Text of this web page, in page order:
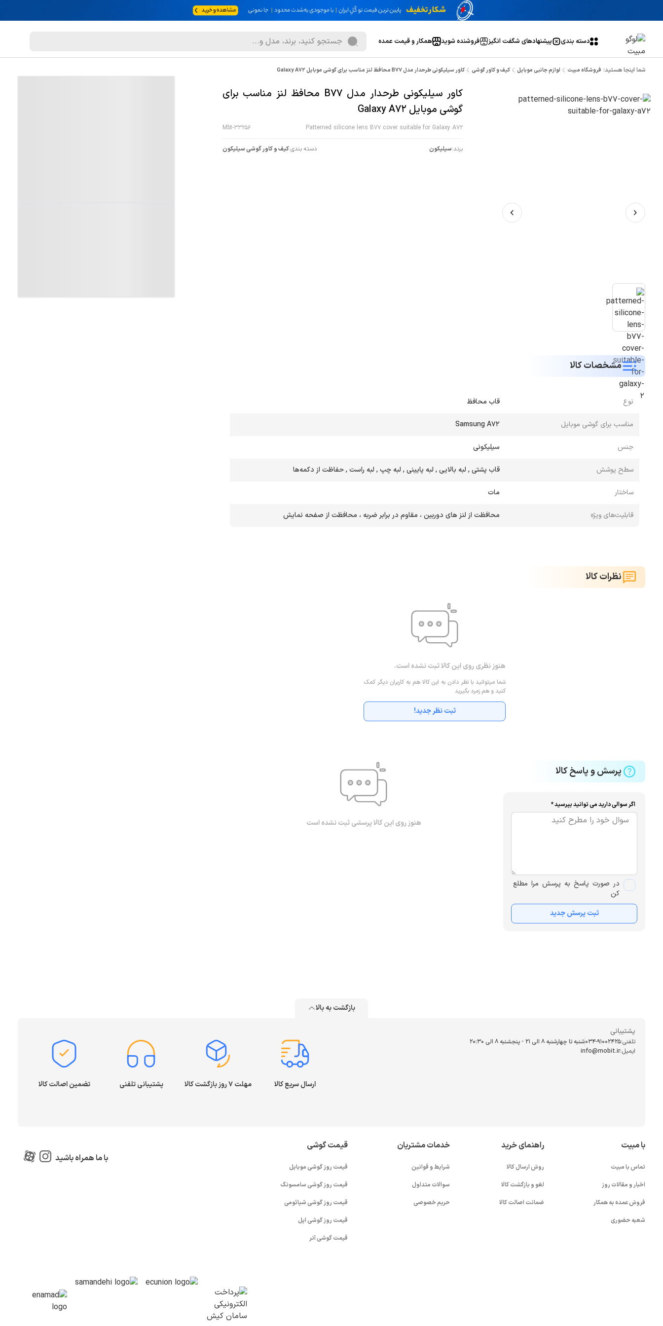
دسته بندی پیشنهاد‌های شگفت انگیز فروشنده شوید همکار و قیمت عمده
شما اینجا هستید: فروشگاه مبیت لوازم جانبی موبایل کیف و کاور گوشی کاور سیلیکونی طرحدار مدل B77 محافظ لنز مناسب برای گوشی موبایل Galaxy A72
کاور سیلیکونی طرحدار مدل B77 محافظ لنز مناسب برای
گوشی موبایل Galaxy A72
Patterned silicone lens B77 cover suitable for Galaxy A72
Mbt-33256
برند:سیلیکون دسته بندی:کیف و کاور گوشی سیلیکون
مشخصات کالا
نوع قاب محافظ
مناسب برای گوشی موبایل Samsung A72
جنس سیلیکونی
سطح پوشش قاب پشتی , لبه بالایی , لبه پایینی , لبه چپ , لبه راست , حفاظت از دکمه‌ها
ساختار مات
قابلیت‌های ویژه محافظت از لنز های دوربین ، مقاوم در برابر ضربه ، محافظت از صفحه نمایش
نظرات کالا
هنوز نظری روی این کالا ثبت نشده است.
شما میتوانید با نظر دادن به این کالا هم به کاربران دیگر کمک
کنید و هم زمرد بگیرید
ثبت نظر جدید!
پرسش و پاسخ کالا
اگر سوالی دارید می توانید بپرسید *
در صورت پاسخ به پرسش مرا مطلع
کن
ثبت پرسش جدید
هنوز روی این کالا پرسشی ثبت نشده است
بازگشت به بالا
پشتیبانی
تلفنی:034-91002425شنبه تا چهارشنبه ۸ الی ۲۱ - پنجشنبه 8 الی ۲۰:۳۰
ایمیل:info@mobit.ir
ارسال سریع کالا مهلت ۷ روز بازگشت کالا پشتیبانی تلفنی تضمین اصالت کالا
با مبیت
تماس با مبیت
اخبار و مقالات روز
فروش عمده به همکار
شعبه حضوری
راهنمای خرید
روش ارسال کالا
لغو و بازگشت کالا
ضمانت اصالت کالا
خدمات مشتریان
شرایط و قوانین
سوالات متداول
حریم خصوصی
قیمت گوشی
قیمت روز گوشی موبایل
قیمت روز گوشی سامسونگ
قیمت روز گوشی شیائومی
قیمت روز گوشی اپل
قیمت گوشی آنر
با ما همراه باشید